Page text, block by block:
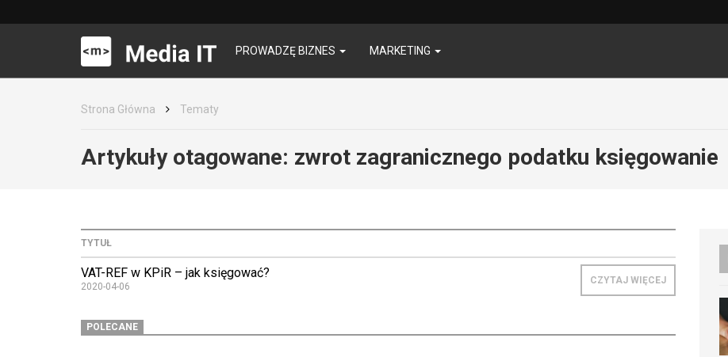
PROWADZĘ BIZNES MARKETING
Strona Główna Tematy
Artykuły otagowane: zwrot zagranicznego podatku księgowanie
TYTUŁ
VAT-REF w KPiR – jak księgować?
2020-04-06
CZYTAJ WIĘCEJ
POLECANE